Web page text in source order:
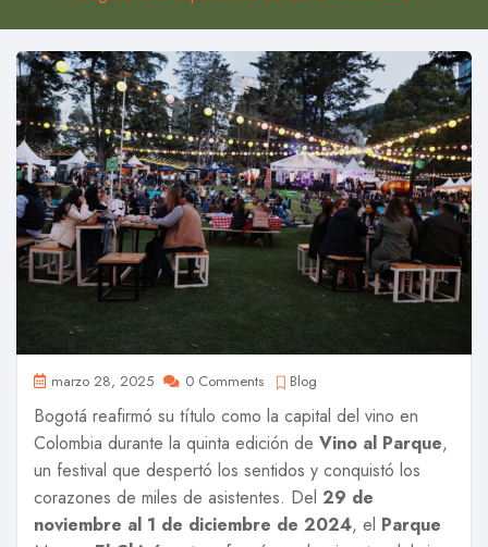
marzo 28, 2025 0 Comments Blog
Bogotá reafirmó su título como la capital del vino en
Colombia durante la quinta edición de Vino al Parque,
un festival que despertó los sentidos y conquistó los
corazones de miles de asistentes. Del 29 de
noviembre al 1 de diciembre de 2024, el Parque